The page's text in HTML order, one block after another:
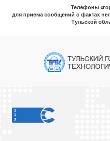
Телефоны
для приема сообщений о фактах
Тульской